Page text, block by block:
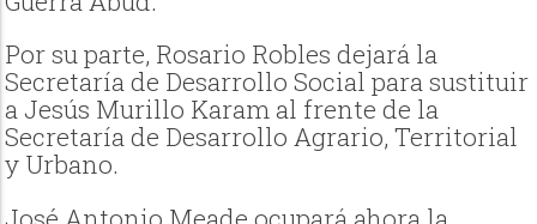
Por su parte, Rosario Robles dejará la
Secretaría de Desarrollo Social para sustituir
a Jesús Murillo Karam al frente de la
Secretaría de Desarrollo Agrario, Territorial
y Urbano.